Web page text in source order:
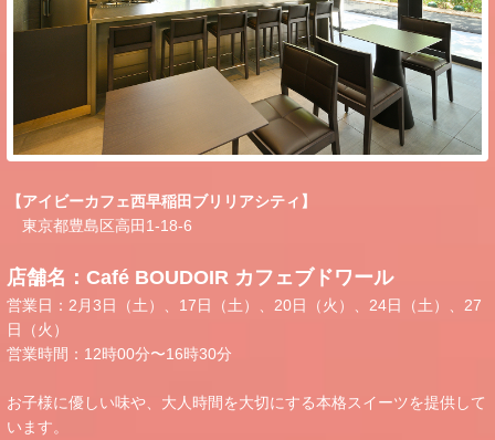
【アイビーカフェ西早稲田ブリリアシティ】
東京都豊島区高田1-18-6
店舗名：Café BOUDOIR カフェブドワール
営業日：2月3日（土）、17日（土）、20日（火）、24日（土）、27
日（火）
営業時間：12時00分〜16時30分
お子様に優しい味や、大人時間を大切にする本格スイーツを提供して
います。